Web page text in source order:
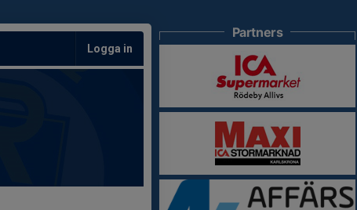
Logga in
Partners